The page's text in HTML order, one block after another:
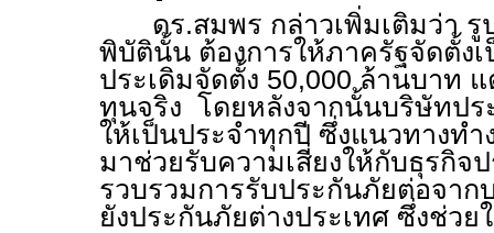
ดร.สมพร กล่าวเพิ่มเติมว่า
พิบัตินั้น ต้องการให้ภาครัฐจัดตั้ง
ประเดิมจัดตั้ง 50,000 ล้านบาท
ทุนจริง โดยหลังจากนั้นบริษัทปร
ให้เป็นประจำทุกปี ซึ่งแนวทางทำ
มาช่วยรับความเสี่ยงให้กับธุรกิจ
รวบรวมการรับประกันภัยต่อจาก
ยังประกันภัยต่างประเทศ ซึ่งช่ว